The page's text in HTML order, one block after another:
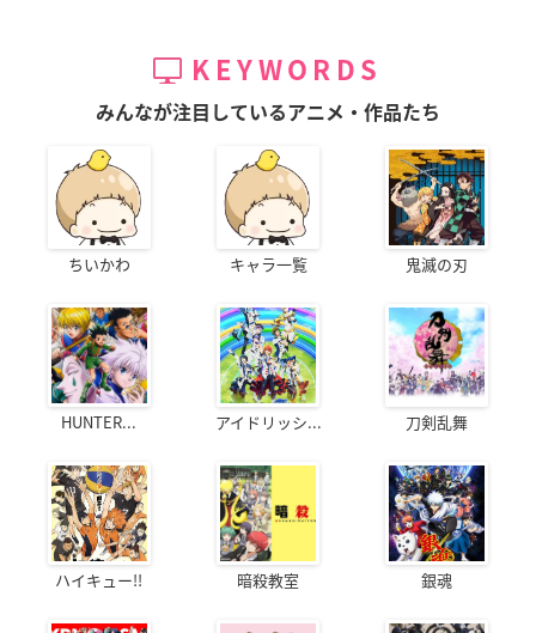
KEYWORDS
みんなが注目しているアニメ・作品たち
ちいかわ キャラ一覧 鬼滅の刃
HUNTER... アイドリッシ... 刀剣乱舞
ハイキュー!! 暗殺教室 銀魂